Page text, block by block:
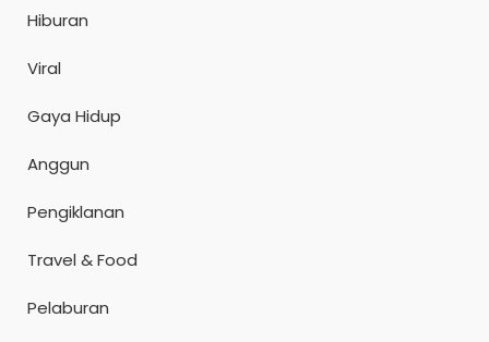
Hiburan
Viral
Gaya Hidup
Anggun
Pengiklanan
Travel & Food
Pelaburan